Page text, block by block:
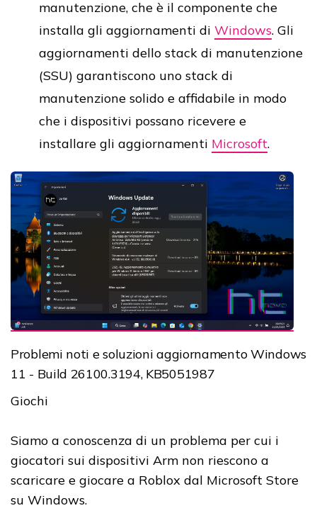
manutenzione, che è il componente che
installa gli aggiornamenti di Windows. Gli
aggiornamenti dello stack di manutenzione
(SSU) garantiscono uno stack di
manutenzione solido e affidabile in modo
che i dispositivi possano ricevere e
installare gli aggiornamenti Microsoft.
Problemi noti e soluzioni aggiornamento Windows
11 - Build 26100.3194, KB5051987
Giochi
Siamo a conoscenza di un problema per cui i
giocatori sui dispositivi Arm non riescono a
scaricare e giocare a Roblox dal Microsoft Store
su Windows.